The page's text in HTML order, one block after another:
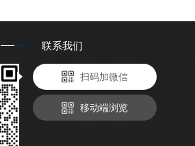
联系我们
扫码加微信
移动端浏览